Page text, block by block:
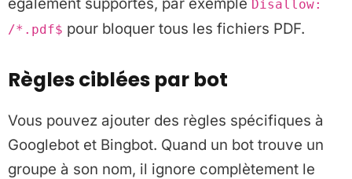
également supportés, par exemple Disallow:
/*.pdf$ pour bloquer tous les fichiers PDF.
Règles ciblées par bot
Vous pouvez ajouter des règles spécifiques à
Googlebot et Bingbot. Quand un bot trouve un
groupe à son nom, il ignore complètement le